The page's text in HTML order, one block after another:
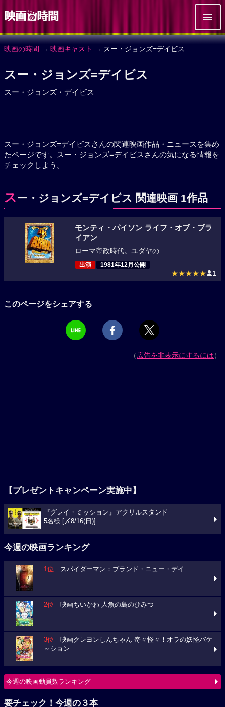
映画の時間 → 映画キャスト → スー・ジョンズ=デイビス
スー・ジョンズ=デイビス
スー・ジョンズ・デイビス
スー・ジョンズ=デイビスさんの関連映画作品・ニュースを集め
たページです。スー・ジョンズ=デイビスさんの気になる情報を
チェックしよう。
スー・ジョンズ=デイビス 関連映画 1作品
モンティ・パイソン ライフ・オブ・ブラ
イアン
ローマ帝政時代。ユダヤの...
出演 1981年12月公開
★★★★★ 1
このページをシェアする
（広告を非表示にするには）
【プレゼントキャンペーン実施中】
『グレイ・ミッション』アクリルスタンド
5名様 [〆8/16(日)]
今週の映画ランキング
1位 スパイダーマン：ブランド・ニュー・デイ
2位 映画ちいかわ 人魚の島のひみつ
3位 映画クレヨンしんちゃん 奇々怪々！オラの妖怪バケ
～ション
今週の映画動員数ランキング
要チェック！今週の３本